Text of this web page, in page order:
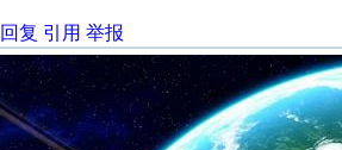
回复 引用 举报